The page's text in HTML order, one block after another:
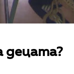
децата?